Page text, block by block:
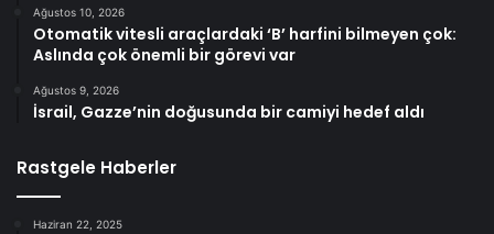
Ağustos 10, 2026
Otomatik vitesli araçlardaki ‘B’ harfini bilmeyen çok:
Aslında çok önemli bir görevi var
Ağustos 9, 2026
İsrail, Gazze’nin doğusunda bir camiyi hedef aldı
Rastgele Haberler
Haziran 22, 2025